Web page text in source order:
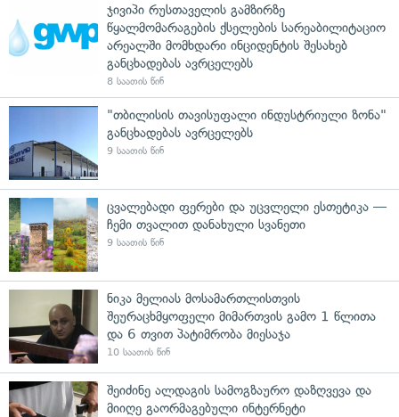
ჯივიპი რუსთაველის გამზირზე
წყალმომარაგების ქსელების სარეაბილიტაციო
არეალში მომხდარი ინციდენტის შესახებ
განცხადებას ავრცელებს
8 საათის წინ
"თბილისის თავისუფალი ინდუსტრიული ზონა"
განცხადებას ავრცელებს
9 საათის წინ
ცვალებადი ფერები და უცვლელი ესთეტიკა —
ჩემი თვალით დანახული სვანეთი
9 საათის წინ
ნიკა მელიას მოსამართლისთვის
შეურაცხმყოფელი მიმართვის გამო 1 წლითა
და 6 თვით პატიმრობა მიესაჯა
10 საათის წინ
შეიძინე ალდაგის სამოგზაურო დაზღვევა და
მიიღე გაორმაგებული ინტერნეტი